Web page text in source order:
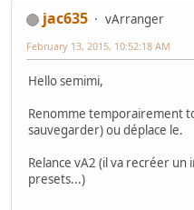
jac635
vArranger
February 13, 2015, 10:52:18 AM
Hello semimi,
Renomme temporairement
sauvegarder) ou déplace le.
Relance vA2 (il va recréer
presets...)